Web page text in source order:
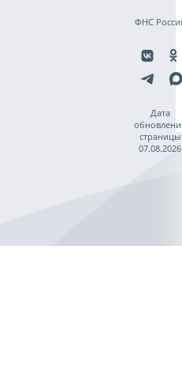
ФНС
Дата
страницы
07.08.2026